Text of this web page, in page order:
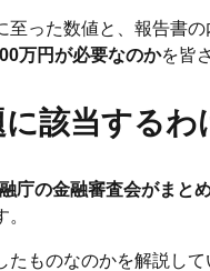
至った数値と、報告書
万円が必要なのかを皆
該当するわ
庁の金融審査会がまと
ものなのかを解説して